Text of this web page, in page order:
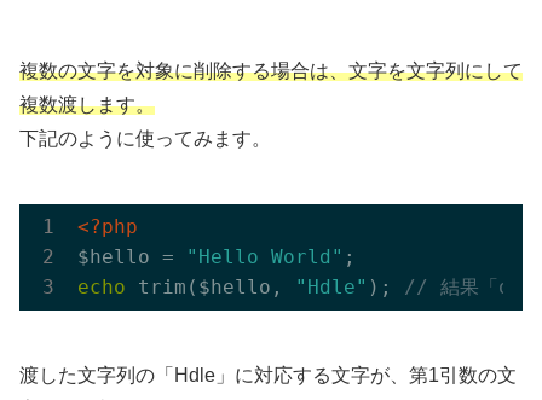
複数の文字を対象に削除する場合は、文字を文字列にして
複数渡します。
下記のように使ってみます。
<?php
$hello =
"Hello World"
echo trim($hello, "Hdle" ); // 結果「o
渡した文字列の「Hdle」に対応する文字が、第1引数の文